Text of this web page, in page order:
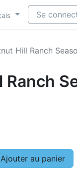
Se
Hill Ranch
Ajouter au panier